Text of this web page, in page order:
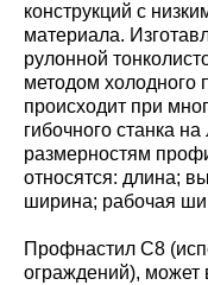
конструкций с
материала.
рулонной
методом холодного
происходит при
гибочного станка
размерностям
относятся: длина;
ширина; рабочая
Профнастил С8
ограждений), может